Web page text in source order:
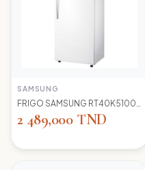
SAMSUNG
2 489,000 TND